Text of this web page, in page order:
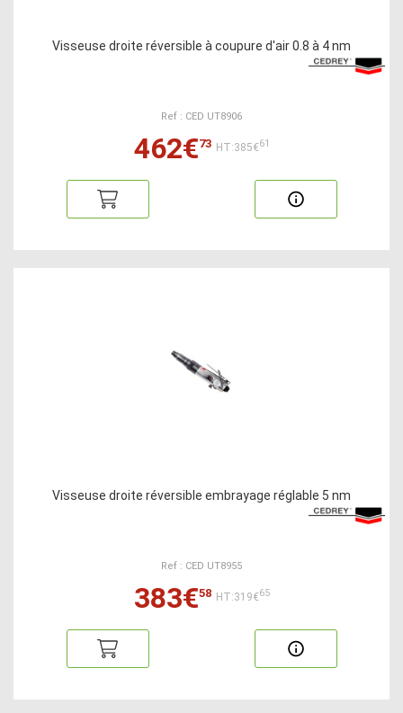
Visseuse droite réversible à coupure d'air 0.8 à 4 nm
Ref : CED UT8906
462€73 HT:385€61
Visseuse droite réversible embrayage réglable 5 nm
Ref : CED UT8955
383€58 HT:319€65